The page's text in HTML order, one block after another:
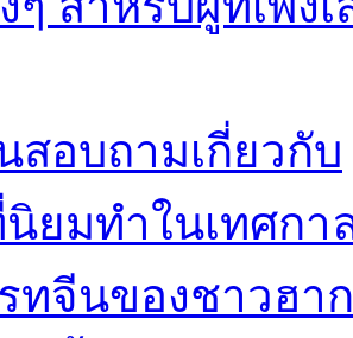
สอบถามเกี่ยวกับ
ยมทำในเทศกา
ทจีนของชาวฮา